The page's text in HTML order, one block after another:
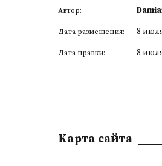
Автор:
Дата размещения: 8
Дата правки: 8
Kарта сайта